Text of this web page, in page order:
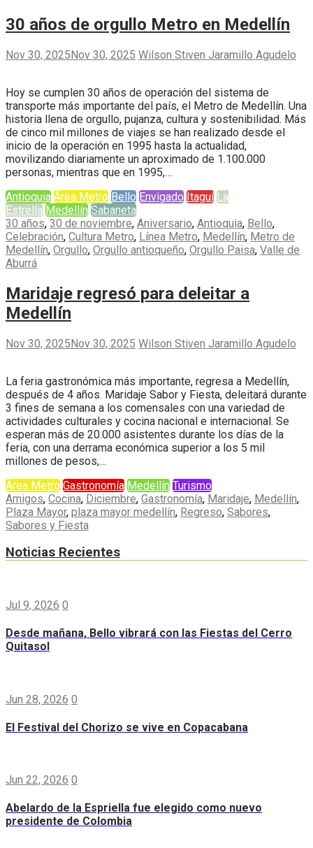
30 años de orgullo Metro en Medellín
Nov 30, 2025Nov 30, 2025 Wilson Stiven Jaramillo Agudelo
Hoy se cumplen 30 años de operación del sistema de
transporte más importante del país, el Metro de Medellín. Una
historia llena de orgullo, pujanza, cultura y sostenibilidad. Más
de cinco mil millones de viajes se han realizado desde el
inicio de la operación en 1995 hasta la actualidad,
movilizando diariamente un aproximado de 1.100.000
personas, mientras que en 1995,…
Antioquia Área Metro Bello Envigado Itaguí La
Estrella Medellín Sabaneta
30 años, 30 de noviembre, Aniversario, Antioquia, Bello,
Celebración, Cultura Metro, Línea Metro, Medellín, Metro de
Medellín, Orgullo, Orgullo antioqueño, Orgullo Paisa, Valle de
Aburrá
Maridaje regresó para deleitar a
Medellín
Nov 30, 2025Nov 30, 2025 Wilson Stiven Jaramillo Agudelo
La feria gastronómica más importante, regresa a Medellín,
después de 4 años. Maridaje Sabor y Fiesta, deleitará durante
3 fines de semana a los comensales con una variedad de
actividades culturales y cocina nacional e internacional. Se
esperan más de 20.000 asistentes durante los días de la
feria, con una derrama económica superior a los 5 mil
millones de pesos,…
Área Metro Gastronomía Medellín Turismo
Amigos, Cocina, Diciembre, Gastronomía, Maridaje, Medellín,
Plaza Mayor, plaza mayor medellín, Regreso, Sabores,
Sabores y Fiesta
Noticias Recientes
Jul 9, 2026 0
Desde mañana, Bello vibrará con las Fiestas del Cerro
Quitasol
Jun 28, 2026 0
El Festival del Chorizo se vive en Copacabana
Jun 22, 2026 0
Abelardo de la Espriella fue elegido como nuevo
presidente de Colombia